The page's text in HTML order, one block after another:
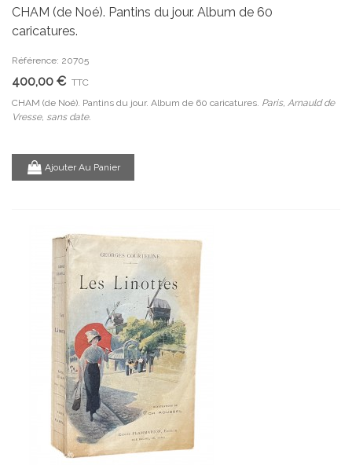
CHAM (de Noé). Pantins du jour. Album de 60
caricatures.
Référence: 20705
400,00 € TTC
CHAM (de Noé). Pantins du jour. Album de 60 caricatures. Paris, Arnauld de
Vresse, sans date.
Ajouter Au Panier